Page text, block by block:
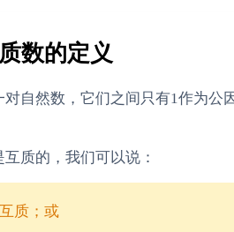
数的定义
对自然数，它们之间只有1作为公
质的，我们可以说：
质；或